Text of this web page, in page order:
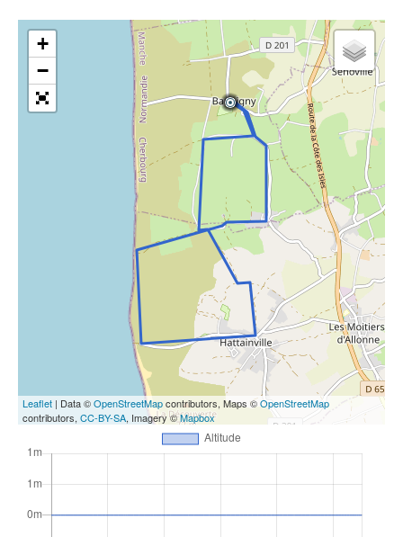
+
−
Leaflet | Data ©OpenStreetMapcontributors, Maps ©OpenStreetMap
contributors, CC-BY-SA, Imagery ©Mapbox